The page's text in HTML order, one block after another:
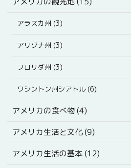
アラスカ州 (3)
アリゾナ州 (3)
フロリダ州 (3)
ワシントン州シアトル (6)
アメリカの食べ物 (4)
アメリカ生活と文化 (9)
アメリカ生活の基本 (12)